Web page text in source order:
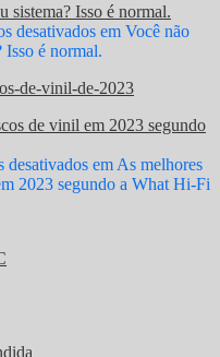
sistema? Isso é normal.
desativados em Você não
Isso é normal.
de vinil em 2023 segundo
desativados em As melhores
2023 segundo a What Hi-Fi